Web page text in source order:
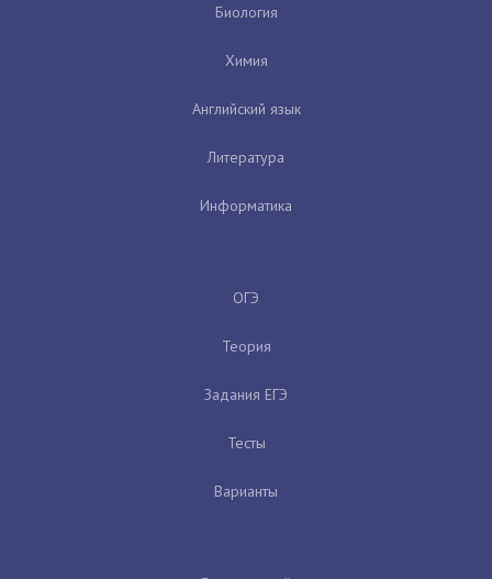
Биология
Химия
Английский язык
Литература
Информатика
ОГЭ
Теория
Задания ЕГЭ
Тесты
Варианты